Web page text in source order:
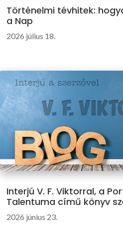
Történelmi tévhitek:
a Nap
2026 július 18.
Interjú V. F. Viktorral, a
Talentuma című könyv
2026 június 23.